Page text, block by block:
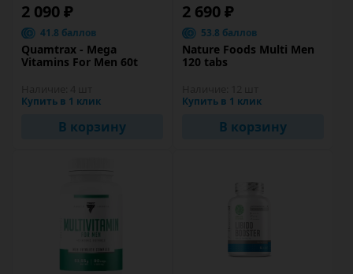
2 090 ₽
41.8 баллов
Quamtrax - Mega
Vitamins For Men 60t
Купить в 1 клик
В корзину
2 690 ₽
53.8 баллов
Nature Foods Multi Men
120 tabs
Купить в 1 клик
В корзину